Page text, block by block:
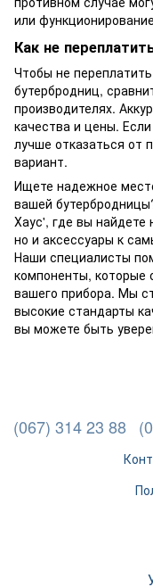
или
Как не
Чтобы не
бутербродниц,
производителях.
качества и цены.
лучше отказаться от
вариант.
Ищете надежное
вашей
Хаус', где вы найдете
но и аксессуары к
Наши специалисты
компоненты, которые
вашего прибора. Мы
высокие стандарты
вы можете быть
(067) 314 23 88